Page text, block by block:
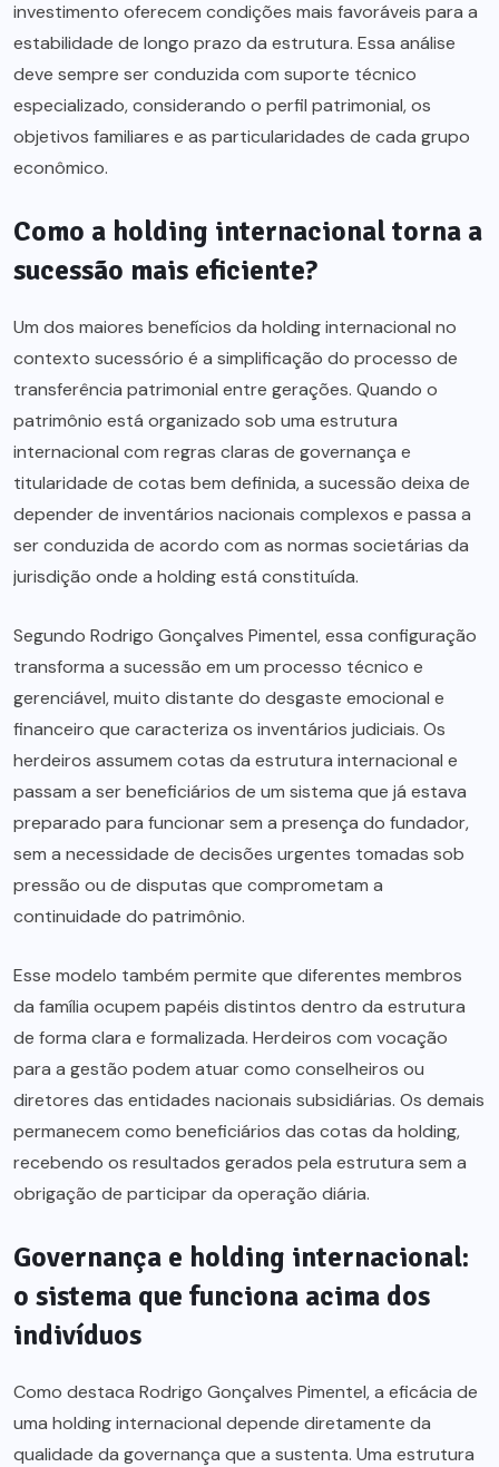
investimento oferecem condições mais favoráveis para a
estabilidade de longo prazo da estrutura. Essa análise
deve sempre ser conduzida com suporte técnico
especializado, considerando o perfil patrimonial, os
objetivos familiares e as particularidades de cada grupo
econômico.
Como a holding internacional torna a
sucessão mais eficiente?
Um dos maiores benefícios da holding internacional no
contexto sucessório é a simplificação do processo de
transferência patrimonial entre gerações. Quando o
patrimônio está organizado sob uma estrutura
internacional com regras claras de governança e
titularidade de cotas bem definida, a sucessão deixa de
depender de inventários nacionais complexos e passa a
ser conduzida de acordo com as normas societárias da
jurisdição onde a holding está constituída.
Segundo Rodrigo Gonçalves Pimentel, essa configuração
transforma a sucessão em um processo técnico e
gerenciável, muito distante do desgaste emocional e
financeiro que caracteriza os inventários judiciais. Os
herdeiros assumem cotas da estrutura internacional e
passam a ser beneficiários de um sistema que já estava
preparado para funcionar sem a presença do fundador,
sem a necessidade de decisões urgentes tomadas sob
pressão ou de disputas que comprometam a
continuidade do patrimônio.
Esse modelo também permite que diferentes membros
da família ocupem papéis distintos dentro da estrutura
de forma clara e formalizada. Herdeiros com vocação
para a gestão podem atuar como conselheiros ou
diretores das entidades nacionais subsidiárias. Os demais
permanecem como beneficiários das cotas da holding,
recebendo os resultados gerados pela estrutura sem a
obrigação de participar da operação diária.
Governança e holding internacional:
o sistema que funciona acima dos
indivíduos
Como destaca Rodrigo Gonçalves Pimentel, a eficácia de
uma holding internacional depende diretamente da
qualidade da governança que a sustenta. Uma estrutura